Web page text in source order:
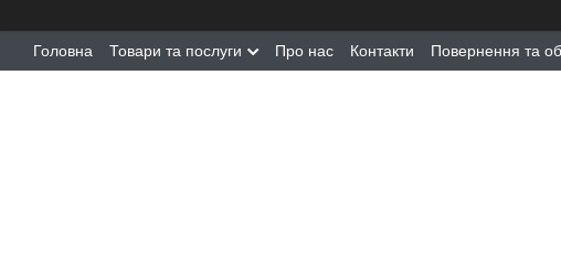
Головна Товари та послуги Про нас Контакти Повернення та